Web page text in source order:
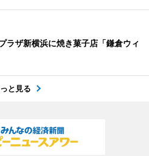
ラザ新横浜に焼き菓子店「鎌倉ウィ
と見る